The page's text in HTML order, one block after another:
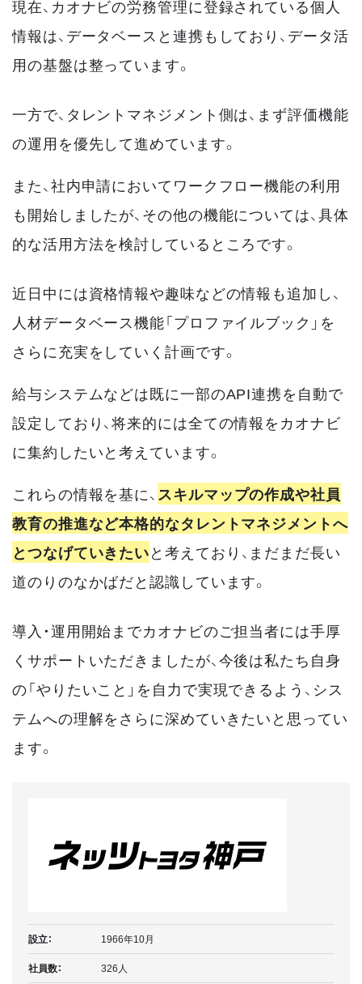
現在、カオナビの労務管理に登録されている個人
情報は、データベースと連携もしており、データ活
用の基盤は整っています。
一方で、タレントマネジメント側は、まず評価機能
の運用を優先して進めています。
また、社内申請においてワークフロー機能の利用
も開始しましたが、その他の機能については、具体
的な活用方法を検討しているところです。
近日中には資格情報や趣味などの情報も追加し、
人材データベース機能「プロファイルブック」を
さらに充実をしていく計画です。
給与システムなどは既に一部のAPI連携を自動で
設定しており、将来的には全ての情報をカオナビ
に集約したいと考えています。
これらの情報を基に、スキルマップの作成や社員
教育の推進など本格的なタレントマネジメントへ
とつなげていきたいと考えており、まだまだ長い
道のりのなかばだと認識しています。
導入・運用開始までカオナビのご担当者には手厚
くサポートいただきましたが、今後は私たち自身
の「やりたいこと」を自力で実現できるよう、シス
テムへの理解をさらに深めていきたいと思ってい
ます。
設立：
1966年10月
社員数：
326人